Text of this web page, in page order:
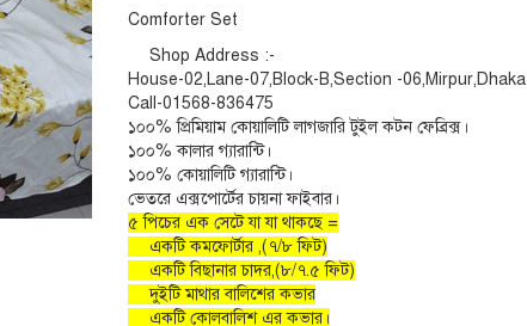
Comforter Set
Shop Address :-
House-02,Lane-07,Block-B,Section -06,Mirpur,Dhaka
Call-01568-836475
১০০% প্রিমিয়াম কোয়ালিটি লাগজারি টুইল কটন ফেব্রিক্স।
১০০% কালার গ্যারান্টি।
১০০% কোয়ালিটি গ্যারান্টি।
ভেতরে এক্সপোর্টের চায়না ফাইবার।
৫ পিচের এক সেটে যা যা থাকছে =
একটি কমফোর্টার ,(৭/৮ ফিট)
একটি বিছানার চাদর,(৮/৭.৫ ফিট)
দুইটি মাথার বালিশের কভার
একটি কোলবালিশ এর কভার।